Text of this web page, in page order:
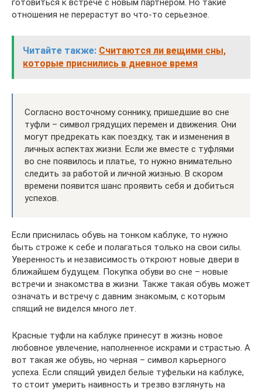
готовиться к встрече с новым партнером. Но такие
отношения не перерастут во что-то серьезное.
Читайте также: Считаются ли вещими сны,
которые приснились в дневное время
Согласно восточному соннику, пришедшие во сне
туфли – символ грядущих перемен и движения. Они
могут предрекать как поездку, так и изменения в
личных аспектах жизни. Если же вместе с туфлями
во сне появилось и платье, то нужно внимательно
следить за работой и личной жизнью. В скором
времени появится шанс проявить себя и добиться
успехов.
Если приснилась обувь на тонком каблуке, то нужно
быть строже к себе и полагаться только на свои силы.
Уверенность и независимость откроют новые двери в
ближайшем будущем. Покупка обуви во сне – новые
встречи и знакомства в жизни. Также такая обувь может
означать и встречу с давним знакомым, с которым
спящий не виделся много лет.
Красные туфли на каблуке принесут в жизнь новое
любовное увлечение, наполненное искрами и страстью. А
вот такая же обувь, но черная – символ карьерного
успеха. Если спящий увидел белые туфельки на каблуке,
то стоит умерить наивность и трезво взглянуть на